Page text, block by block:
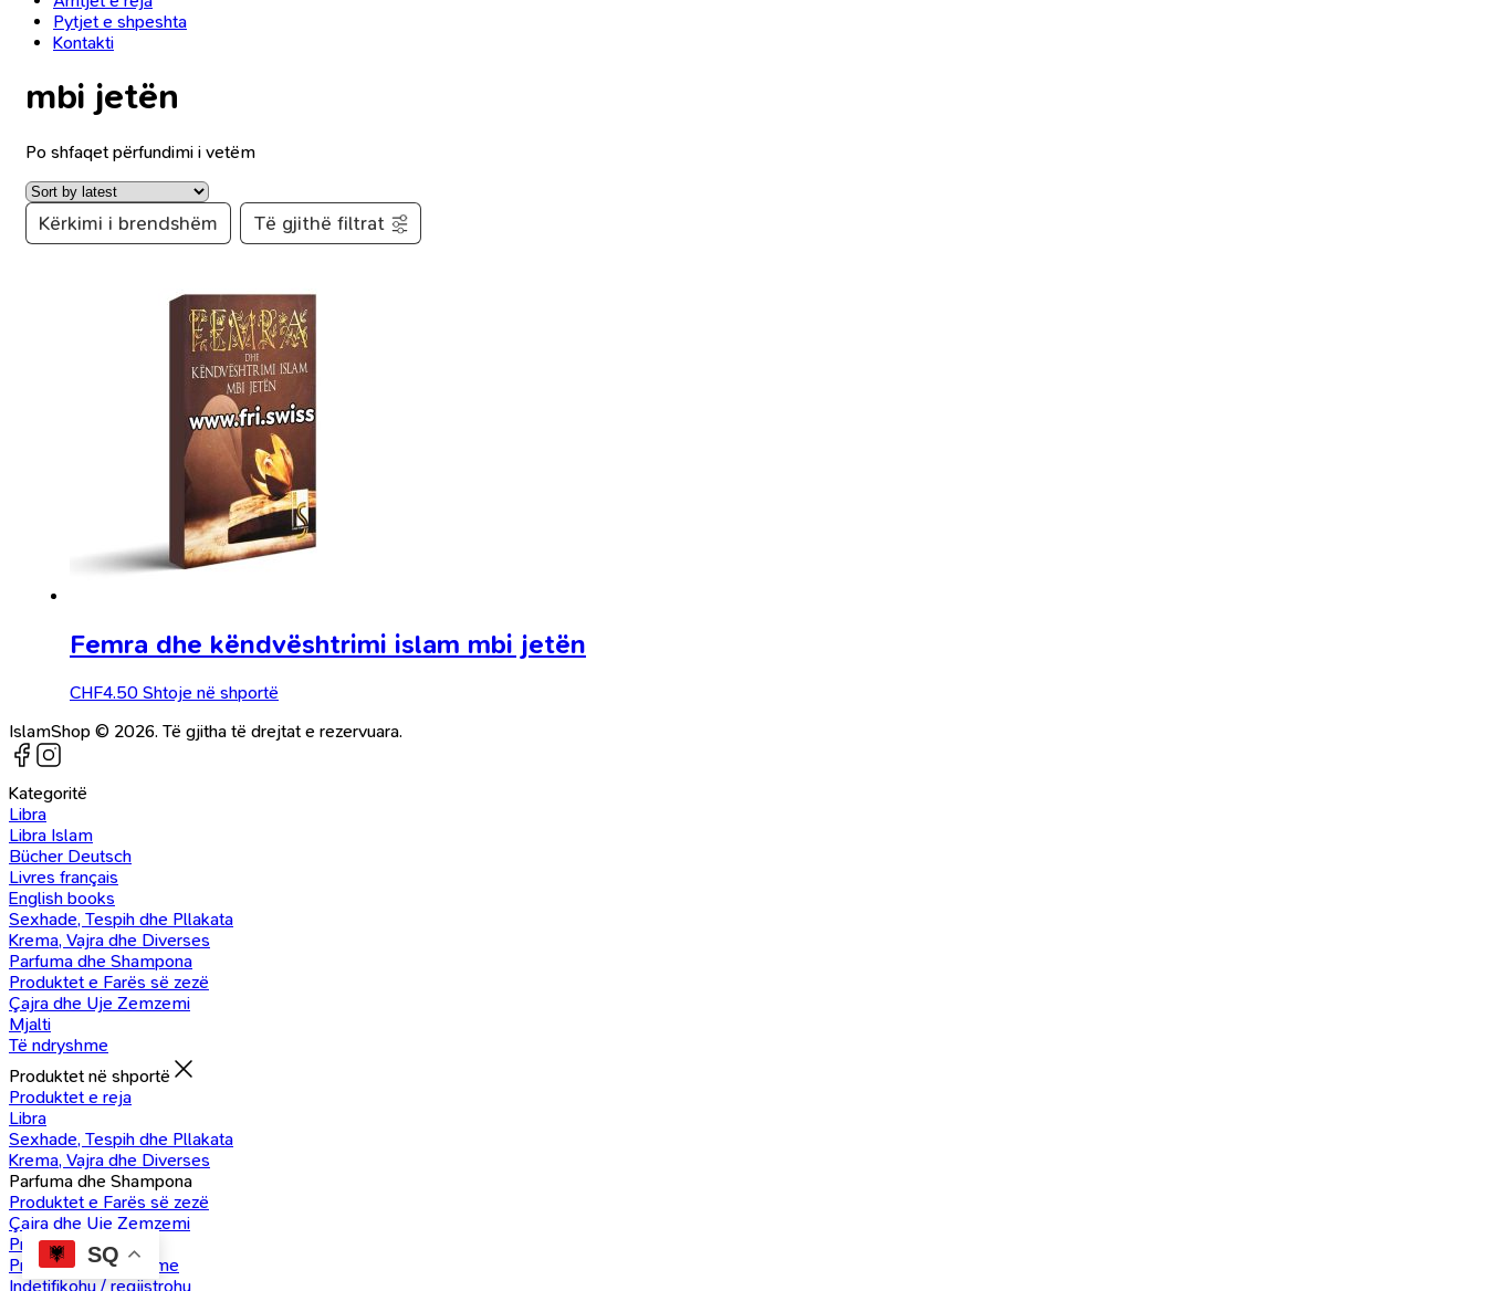
Pytjet e shpeshta
Kontakti
mbi jetën
Po shfaqet përfundimi i vetëm
Kërkimi i brendshëm Të gjithë filtrat
Femra dhe këndvështrimi islam mbi jetën
CHF4.50 Shtoje në shportë
IslamShop © 2026. Të gjitha të drejtat e rezervuara.
SQ
Kategoritë
Libra
Libra Islam
Bücher Deutsch
Livres français
English books
Sexhade, Tespih dhe Pllakata
Krema, Vajra dhe Diverses
Parfuma dhe Shampona
Produktet e Farës së zezë
Çajra dhe Uje Zemzemi
Mjalti
Të ndryshme
Produktet në shportë
Produktet e reja
Libra
Sexhade, Tespih dhe Pllakata
Krema, Vajra dhe Diverses
Parfuma dhe Shampona
Produktet e Farës së zezë
Çajra dhe Uje Zemzemi
Produkte Mjalti
Produkte të ndryshme
Indetifikohu / regjistrohu